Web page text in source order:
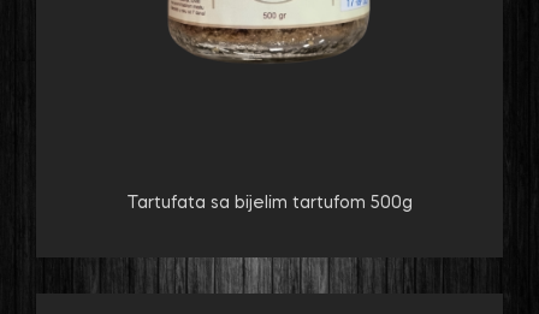
Tartufata sa bijelim tartufom 500g